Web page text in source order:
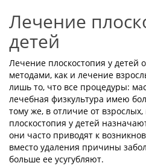
Лечение
детей
Лечение плоскостопия у детей
методами, как и лечение
лишь то, что все процедуры:
лечебная физкультура имею
тому же, в отличие от
плоскостопия у детей
они часто приводят к
вместо удаления причины
больше ее усугубляют.